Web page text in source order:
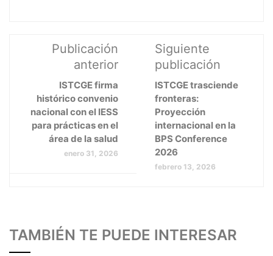
Publicación
anterior
ISTCGE firma
histórico convenio
nacional con el IESS
para prácticas en el
área de la salud
enero 31, 2026
Siguiente
publicación
ISTCGE trasciende
fronteras:
Proyección
internacional en la
BPS Conference
2026
febrero 13, 2026
TAMBIÉN TE PUEDE INTERESAR